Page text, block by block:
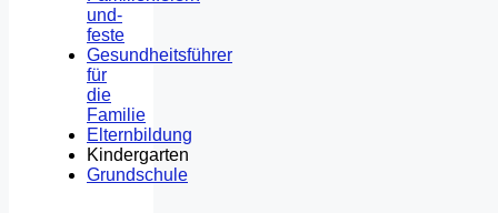
und-
feste
Gesundheitsführer
für
die
Familie
Elternbildung
Kindergarten
Grundschule